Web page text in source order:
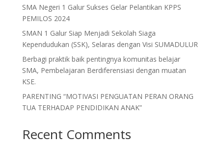
SMA Negeri 1 Galur Sukses Gelar Pelantikan KPPS
PEMILOS 2024
SMAN 1 Galur Siap Menjadi Sekolah Siaga
Kependudukan (SSK), Selaras dengan Visi SUMADULUR
Berbagi praktik baik pentingnya komunitas belajar
SMA, Pembelajaran Berdiferensiasi dengan muatan
KSE.
PARENTING “MOTIVASI PENGUATAN PERAN ORANG
TUA TERHADAP PENDIDIKAN ANAK”
Recent Comments